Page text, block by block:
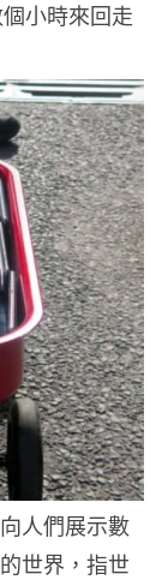
小時來回走
人們展示數
世界，指世